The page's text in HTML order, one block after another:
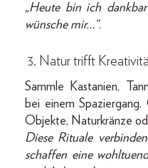
„Heute bin ich
wünsche mir…“.
3. Natur trifft
Sammle Kastanien,
bei einem
Objekte, Naturkränze
Diese Rituale
schaffen eine